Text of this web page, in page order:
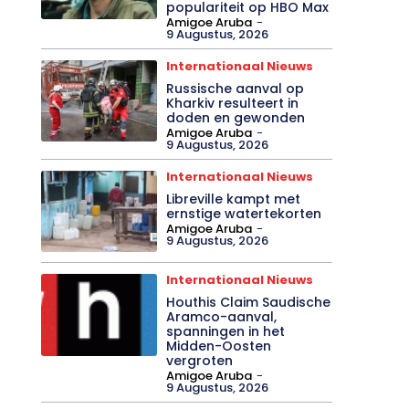
populariteit op HBO Max
Amigoe Aruba -
9 Augustus, 2026
Internationaal Nieuws
Russische aanval op
Kharkiv resulteert in
doden en gewonden
Amigoe Aruba -
9 Augustus, 2026
Internationaal Nieuws
Libreville kampt met
ernstige watertekorten
Amigoe Aruba -
9 Augustus, 2026
Internationaal Nieuws
Houthis Claim Saudische
Aramco-aanval,
spanningen in het
Midden-Oosten
vergroten
Amigoe Aruba -
9 Augustus, 2026